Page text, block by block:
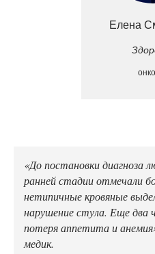
Елена
«До постановки диагноза
ранней стадии отмечали
нетипичные кровяные
нарушение стула. Еще
потеря аппетита и
медик.